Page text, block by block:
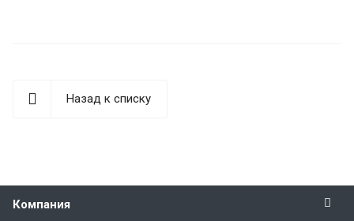
Назад к списку
Компания